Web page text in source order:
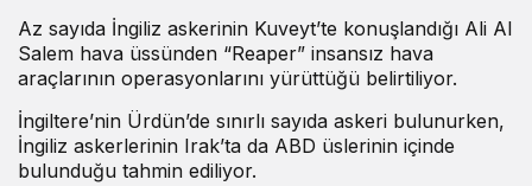
Az sayıda İngiliz askerinin Kuveyt’te konuşlandığı Ali Al
Salem hava üssünden “Reaper” insansız hava
araçlarının operasyonlarını yürüttüğü belirtiliyor.
İngiltere’nin Ürdün’de sınırlı sayıda askeri bulunurken,
İngiliz askerlerinin Irak’ta da ABD üslerinin içinde
bulunduğu tahmin ediliyor.